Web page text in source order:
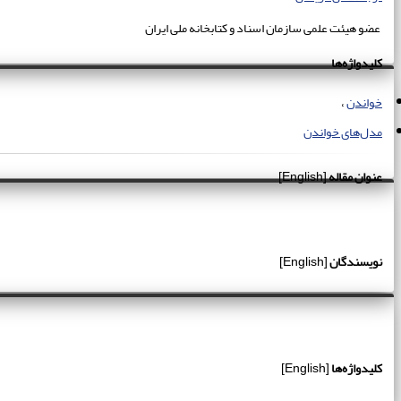
عضو هیئت علمی سازمان اسناد و کتابخانه ملی ایران
کلیدواژه‌ها
خواندن
مدل‌های خواندن
عنوان مقاله[English]
نویسندگان[English]
کلیدواژه‌ها[English]